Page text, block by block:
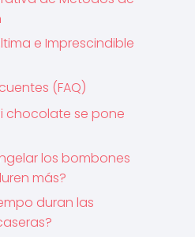
e Imprescindible
(FAQ)
chocolate se pone
los bombones
más?
duran las